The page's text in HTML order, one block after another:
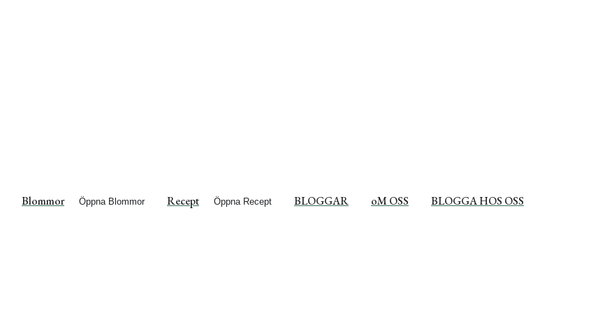
Blommor Öppna Blommor Recept Öppna Recept BLOGGAR oM OSS BLOGGA HOS OSS